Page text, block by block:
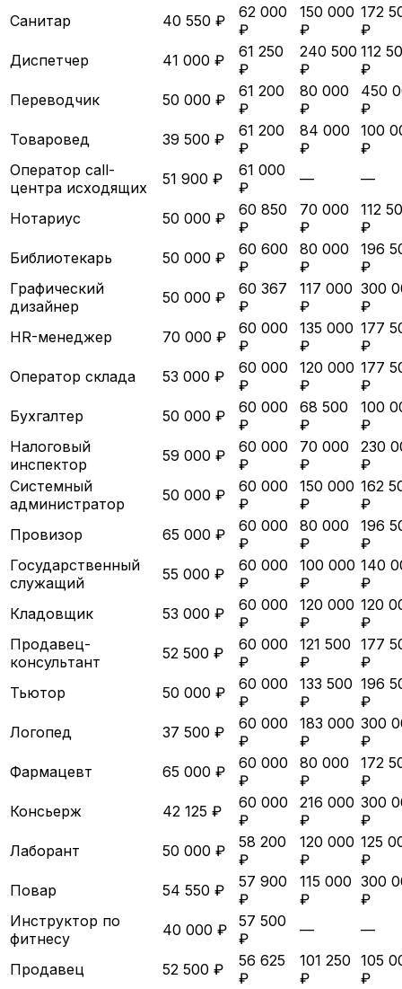
Санитар 40 550 ₽
62 000
₽
150 000
₽
172
₽
Диспетчер
41 000 ₽
61 250
₽
240 500
₽
112
₽
Переводчик
50 000 ₽
61 200
₽
80 000
₽
450
₽
Товаровед
39 500 ₽
61 200
₽
84 000
₽
100
₽
Оператор call-
центра исходящих
51 900 ₽
61 000
₽
— —
Нотариус 50 000 ₽
60 850
₽
70 000
₽
112
₽
Библиотекарь
50 000 ₽
60 600
₽
80 000
₽
196
₽
Графический
дизайнер
50 000 ₽
60 367
₽
117 000
₽
300
₽
HR-менеджер
70 000 ₽
60 000
₽
135 000
₽
177
₽
Оператор склада
53 000 ₽
60 000
₽
120 000
₽
177
₽
Бухгалтер
50 000 ₽
60 000
₽
68 500
₽
100
₽
Налоговый
инспектор
59 000 ₽
60 000
₽
70 000
₽
230
₽
Системный
администратор
50 000 ₽
60 000
₽
150 000
₽
162
₽
Провизор
65 000 ₽
60 000
₽
80 000
₽
196
₽
Государственный
служащий
55 000 ₽
60 000
₽
100 000
₽
140
₽
Кладовщик
53 000 ₽
60 000
₽
120 000
₽
120
₽
Продавец-
консультант
52 500 ₽
60 000
₽
121 500
₽
177
₽
Тьютор
50 000 ₽
60 000
₽
133 500
₽
196
₽
Логопед
37 500 ₽
60 000
₽
183 000
₽
300
₽
Фармацевт
65 000 ₽
60 000
₽
80 000
₽
172
₽
Консьерж
42 125 ₽
60 000
₽
216 000
₽
300
₽
Лаборант
50 000 ₽
58 200
₽
120 000
₽
125
₽
Повар
54 550 ₽
57 900
₽
115 000
₽
300
₽
Инструктор по
фитнесу
40 000 ₽
57 500
₽
— —
Продавец 52 500 ₽
56 625
₽
101 250
₽
105
₽